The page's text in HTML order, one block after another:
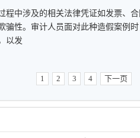
中涉及的相关法律凭证如发票、合
骗性。审计人员面对此种造假案例
以发
1 2 3 4 下一页